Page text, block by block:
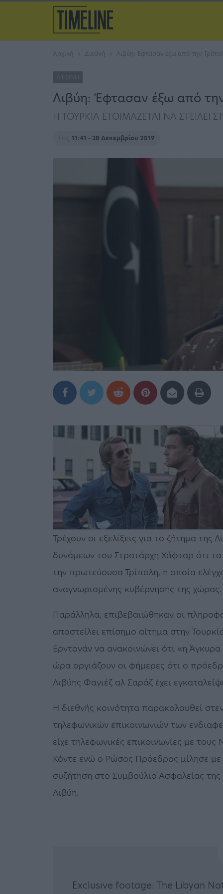
Αρχική Διεθνή Λιβύη: Έφτασαν έξω από την
ΔΙΕΘΝΉ
Λιβύη: Έφτασαν έξω από
Η ΤΟΥΡΚΙΑ ΕΤΟΙΜΑΖΕΤΑΙ ΝΑ ΣΤΕΙΛΕΙ
Στις 11:41 - 28 Δεκεμβρίου 2019
Τρέχουν οι εξελίξεις για το ζήτημα
δυνάμεων του Στρατάρχη Χάφταρ ότι
την πρωτεύουσα Τρίπολη, η οποία
αναγνωρισμένης κυβέρνησης της χώρας.
Παράλληλα, επιβεβαιώθηκαν οι
αποστείλει επίσημο αίτημα στην
Ερντογάν να ανακοινώνει ότι «η
ώρα οργιάζουν οι φήμερες ότι ο
Λιβύης Φαγιέζ αλ Σαράζ έχει
Η διεθνής κοινότητα παρακολουθεί
τηλεφωνικών επικοινωνιών των
είχε τηλεφωνικές επικοινωνίες με
Κόντε ενώ ο Ρώσος Πρόεδρος μίλησε
συζήτηση στο Συμβούλιο Ασφαλείας
Λιβύη.
Exclusive footage: The Libyan